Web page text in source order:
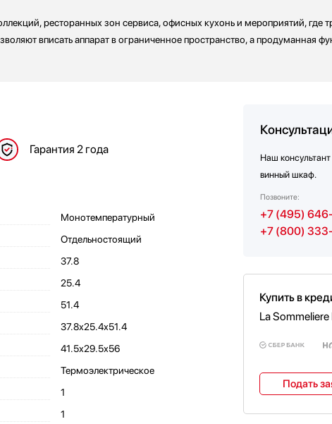
ресторанных зон сервиса, офисных кухонь и мероприятий, где
вписать аппарат в ограниченное пространство, а продуманная
Гарантия 2 года
Монотемпературный
Отдельностоящий
37.8
25.4
51.4
37.8х25.4х51.4
41.5х29.5х56
Термоэлектрическое
1
1
Наш
винный шкаф.
Позвоните:
+7 (495)
+7 (800)
Купить в
La
Подать